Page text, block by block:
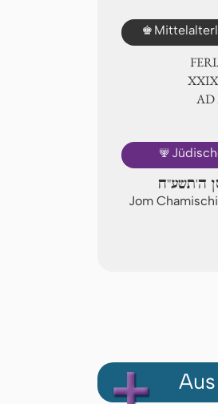
♚
ⅩⅩⅨ.
🕎
ה'תשע"ח
Jom